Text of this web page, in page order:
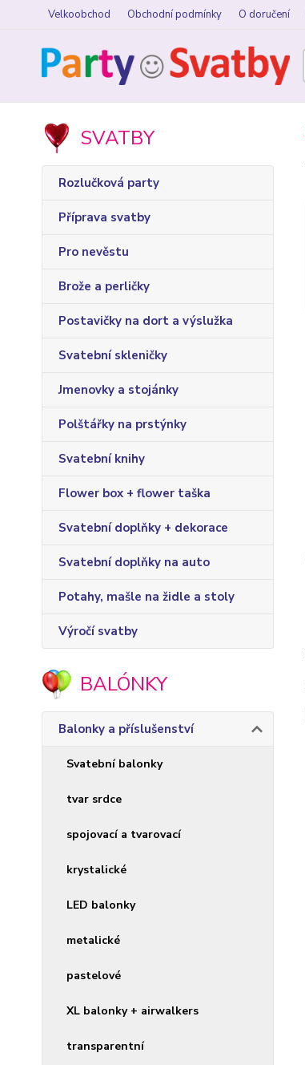
Velkoobchod Obchodní podmínky O doručení
SVATBY
Rozlučková party
Příprava svatby
Pro nevěstu
Brože a perličky
Postavičky na dort a výslužka
Svatební skleničky
Jmenovky a stojánky
Polštářky na prstýnky
Svatební knihy
Flower box + flower taška
Svatební doplňky + dekorace
Svatební doplňky na auto
Potahy, mašle na židle a stoly
Výročí svatby
BALÓNKY
Balonky a příslušenství
Svatební balonky
tvar srdce
spojovací a tvarovací
krystalické
LED balonky
metalické
pastelové
XL balonky + airwalkers
transparentní